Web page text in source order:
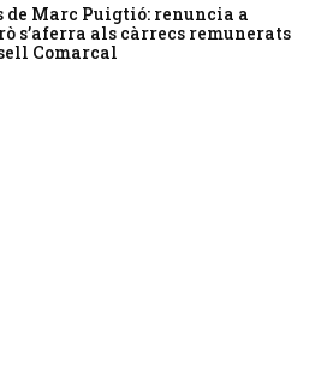
de Marc Puigtió: renuncia a
s’aferra als càrrecs remunerats
Comarcal